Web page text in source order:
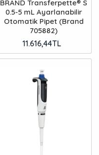
BRAND Transferpette® S
0.5-5 mL Ayarlanabilir
Otomatik Pipet (Brand
705882)
11.616,44TL